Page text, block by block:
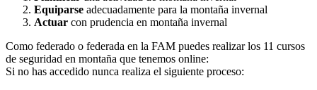
Equiparse adecuadamente para la montaña invernal
Actuar con prudencia en montaña invernal
Como federado o federada en la FAM puedes realizar los 11 cursos
de seguridad en montaña que tenemos online:
Si no has accedido nunca realiza el siguiente proceso: